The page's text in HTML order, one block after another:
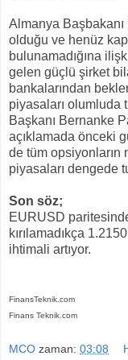
Almanya Başbakanı
olduğu ve henüz
bulunamadığına
gelen güçlü şirket
bankalarından
piyasaları olumluda
Başkanı Bernanke
açıklamada önceki
de tüm
piyasaları dengede
Son söz;
EURUSD
kırılamadıkça
ihtimali artıyor.
FinansTeknik.com
Finans Teknik.com
MCO zaman: 03:08